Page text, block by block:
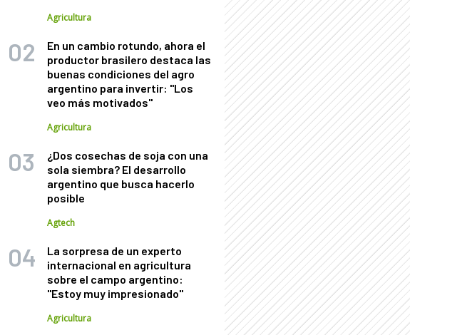
Agricultura
En un cambio rotundo, ahora el
productor brasilero destaca las
buenas condiciones del agro
argentino para invertir: "Los
veo más motivados"
Agricultura
¿Dos cosechas de soja con una
sola siembra? El desarrollo
argentino que busca hacerlo
posible
Agtech
La sorpresa de un experto
internacional en agricultura
sobre el campo argentino:
"Estoy muy impresionado"
Agricultura